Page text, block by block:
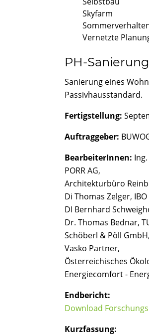
Skyfarm
Vernetzte
PH-
Sanierung eines
Passivhausstandard.
Fertigstellung:
Auftraggeber:
BearbeiterInnen:
PORR AG,
Architekturbüro
Di Thomas Zelger,
DI Bernhard
Dr. Thomas Bednar,
Schöberl & Pöll GmbH,
Vasko Partner,
Österreichisches
Energiecomfort -
Endbericht:
Download
Kurzfassung: